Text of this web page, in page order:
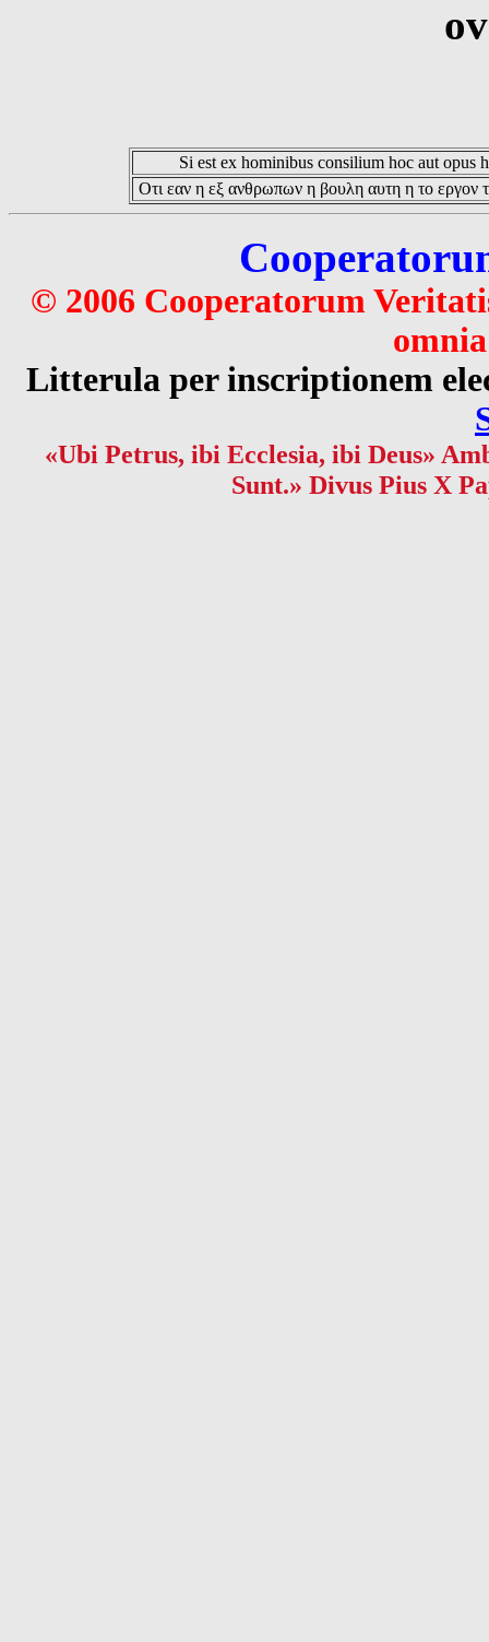
Si est ex hominibus consilium hoc aut opus
Οτι εαν η εξ ανθρωπων η βουλη αυτη η το εργον
© 2006 Cooperatorum
Litterula per inscriptionem
«Ubi Petrus, ibi Ecclesia, ibi Deus»
Sunt.» Divus Pius X